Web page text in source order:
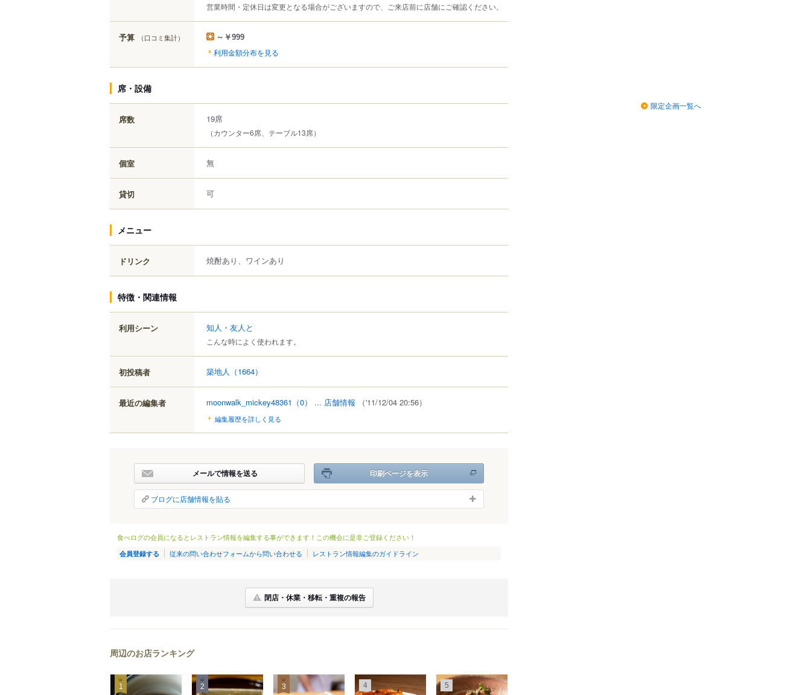
営業時間・定休日は変更となる場合がございますので、ご来店前に店舗にご確認ください。
予算 （口コミ集計） ～￥999
利用金額分布を見る
席・設備
席数 19席
（カウンター6席、テーブル13席）
個室 無
貸切 可
メニュー
ドリンク 焼酎あり、ワインあり
特徴・関連情報
利用シーン 知人・友人と
こんな時によく使われます。
初投稿者 築地人 （1664）
最近の編集者 moonwalk_mickey48361 （0） ... 店舗情報 （'11/12/04 20:56）
編集履歴を詳しく見る
メールで情報を送る 印刷ページを表示
ブログに店舗情報を貼る
食べログの会員になるとレストラン情報を編集する事ができます！この機会に是非ご登録ください！
会員登録する 従来の問い合わせフォームから問い合わせる レストラン情報編集のガイドライン
閉店・休業・移転・重複の報告
周辺のお店ランキング
1 2 3 4 5
限定企画一覧へ